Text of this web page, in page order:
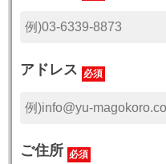
アドレス 必須
ご住所 必須